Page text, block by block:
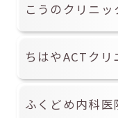
こうのクリニッ
ちはやACTクリ
ふくどめ内科医